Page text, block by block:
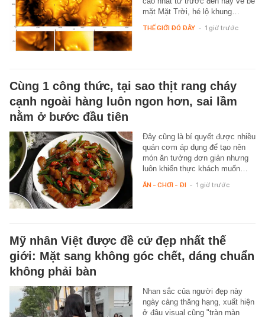
mặt Mặt Trời, hé lộ khung…
THẾ GIỚI ĐÓ ĐÂY - 1 giờ trước
Cùng 1 công thức, tại sao thịt rang cháy
cạnh ngoài hàng luôn ngon hơn, sai lầm
nằm ở bước đầu tiên
Đây cũng là bí quyết được nhiều
quán cơm áp dụng để tạo nên
món ăn tưởng đơn giản nhưng
luôn khiến thực khách muốn…
ĂN - CHƠI - ĐI - 1 giờ trước
Mỹ nhân Việt được đề cử đẹp nhất thế
giới: Mặt sang không góc chết, dáng chuẩn
không phải bàn
Nhan sắc của người đẹp này
ngày càng thăng hạng, xuất hiện
ở đâu visual cũng "tràn màn